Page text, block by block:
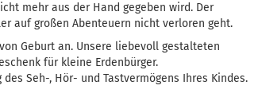
mehr aus der Hand gegeben wird. Der
auf großen Abenteuern nicht verloren geht.
Geburt an. Unsere liebevoll gestalteten
für kleine Erdenbürger.
Seh-, Hör- und Tastvermögens Ihres Kindes.